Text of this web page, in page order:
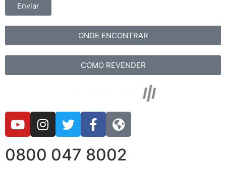
Enviar
ONDE ENCONTRAR
COMO REVENDER
0800 047 8002